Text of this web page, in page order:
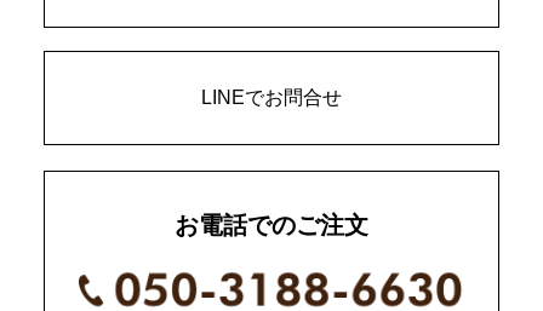
LINEでお問合せ
お電話でのご注文